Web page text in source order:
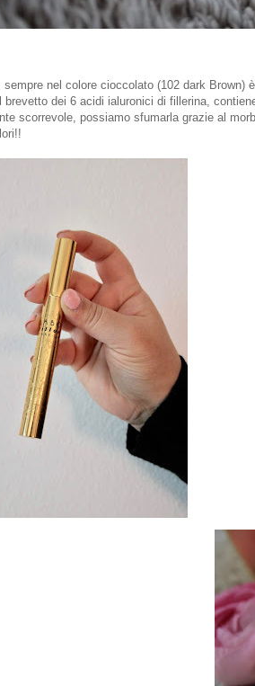
sempre nel colore cioccolato (102 dark
brevetto dei 6 acidi ialuronici di fillerina,
scorrevole, possiamo sfumarla grazie al